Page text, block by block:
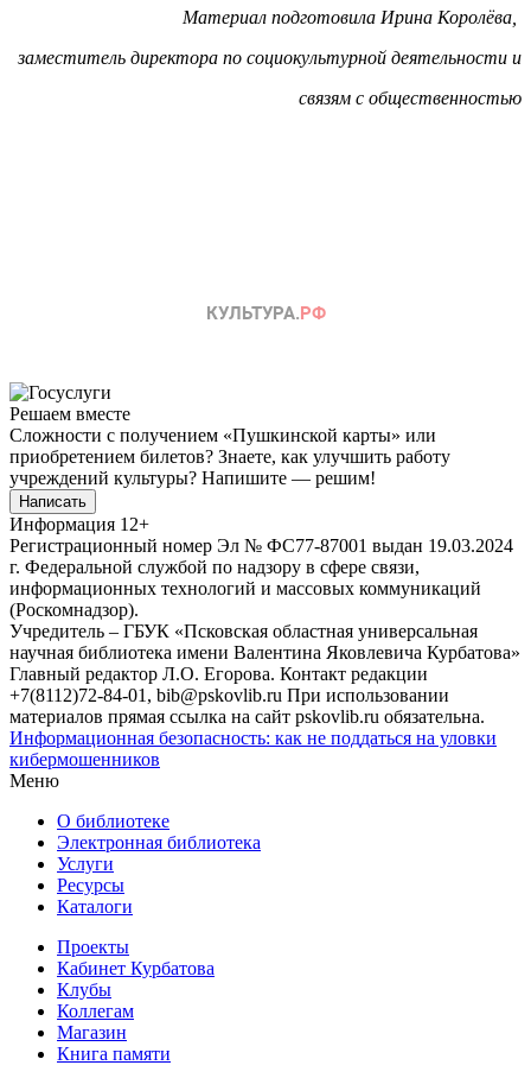
Материал подготовила Ирина Королёва,
заместитель директора по социокультурной деятельности и
связям с общественностью
Решаем вместе
Сложности с получением «Пушкинской карты» или
приобретением билетов? Знаете, как улучшить работу
учреждений культуры? Напишите — решим!
Написать
Информация 12+
Регистрационный номер Эл № ФС77-87001 выдан 19.03.2024
г. Федеральной службой по надзору в сфере связи,
информационных технологий и массовых коммуникаций
(Роскомнадзор).
Учредитель – ГБУК «Псковская областная универсальная
научная библиотека имени Валентина Яковлевича Курбатова»
Главный редактор Л.О. Егорова. Контакт редакции
+7(8112)72-84-01, bib@pskovlib.ru При использовании
материалов прямая ссылка на сайт pskovlib.ru обязательна.
Информационная безопасность: как не поддаться на уловки
кибермошенников
Меню
О библиотеке
Электронная библиотека
Услуги
Ресурсы
Каталоги
Проекты
Кабинет Курбатова
Клубы
Коллегам
Магазин
Книга памяти